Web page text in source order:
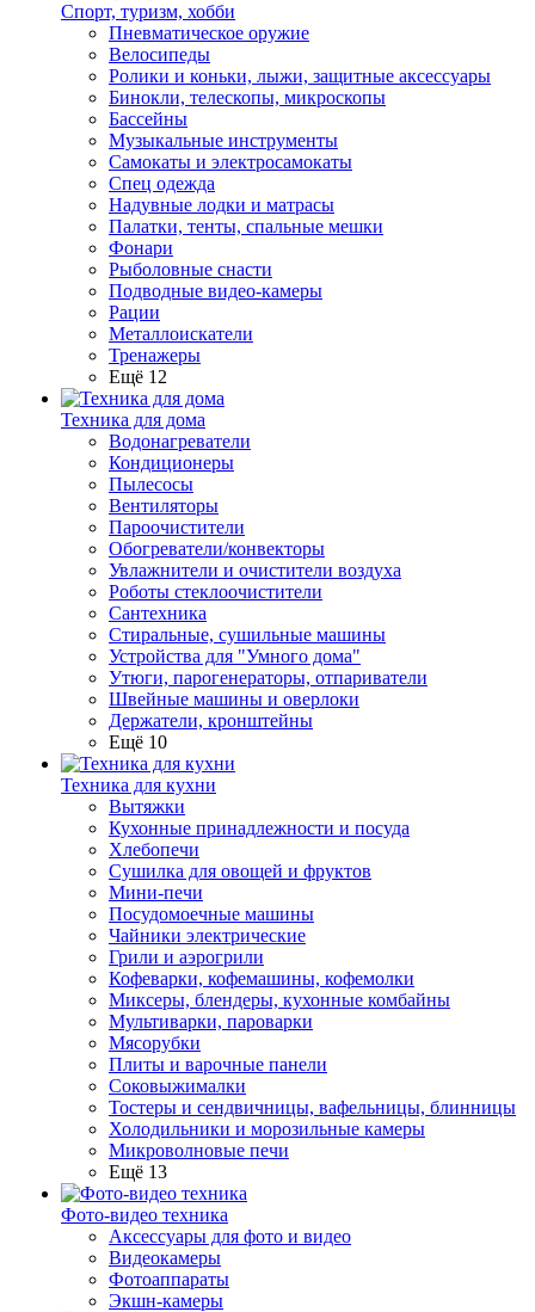
Спорт, туризм, хобби
Пневматическое оружие
Велосипеды
Ролики и коньки, лыжи, защитные аксессуары
Бинокли, телескопы, микроскопы
Бассейны
Музыкальные инструменты
Самокаты и электросамокаты
Спец одежда
Надувные лодки и матрасы
Палатки, тенты, спальные мешки
Фонари
Рыболовные снасти
Подводные видео-камеры
Рации
Металлоискатели
Тренажеры
Ещё 12
Техника для дома
Водонагреватели
Кондиционеры
Пылесосы
Вентиляторы
Пароочистители
Обогреватели/конвекторы
Увлажнители и очистители воздуха
Роботы стеклоочистители
Сантехника
Стиральные, сушильные машины
Устройства для "Умного дома"
Утюги, парогенераторы, отпариватели
Швейные машины и оверлоки
Держатели, кронштейны
Ещё 10
Техника для кухни
Вытяжки
Кухонные принадлежности и посуда
Хлебопечи
Сушилка для овощей и фруктов
Мини-печи
Посудомоечные машины
Чайники электрические
Грили и аэрогрили
Кофеварки, кофемашины, кофемолки
Миксеры, блендеры, кухонные комбайны
Мультиварки, пароварки
Мясорубки
Плиты и варочные панели
Соковыжималки
Тостеры и сендвичницы, вафельницы, блинницы
Холодильники и морозильные камеры
Микроволновые печи
Ещё 13
Фото-видео техника
Аксессуары для фото и видео
Видеокамеры
Фотоаппараты
Экшн-камеры